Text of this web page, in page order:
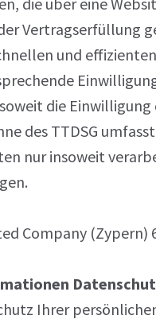
Vertragserfüllung
und
soweit die
des TTDSG
nur insoweit
Company (Zypern)
Ihrer